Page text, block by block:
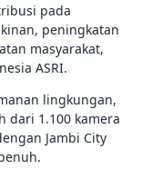
pada
peningkatan
masyarakat,
ASRI.
lingkungan,
dari 1.100 kamera
Jambi City